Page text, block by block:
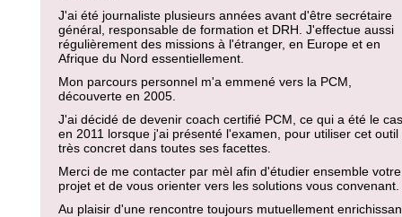
J'ai été journaliste plusieurs années avant d'être secrétaire
général, responsable de formation et DRH. J'effectue aussi
régulièrement des missions à l'étranger, en Europe et en
Afrique du Nord essentiellement.
Mon parcours personnel m'a emmené vers la PCM,
découverte en 2005.
J'ai décidé de devenir coach certifié PCM, ce qui a été le cas
en 2011 lorsque j'ai présenté l'examen, pour utiliser cet outil
très concret dans toutes ses facettes.
Merci de me contacter par mèl afin d'étudier ensemble votre
projet et de vous orienter vers les solutions vous convenant.
Au plaisir d'une rencontre toujours mutuellement